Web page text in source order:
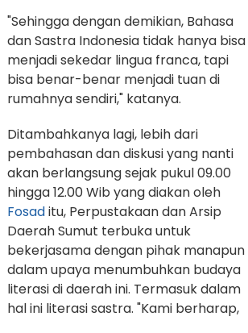
"Sehingga dengan demikian, Bahasa
dan Sastra Indonesia tidak hanya bisa
menjadi sekedar lingua franca, tapi
bisa benar-benar menjadi tuan di
rumahnya sendiri," katanya.
Ditambahkanya lagi, lebih dari
pembahasan dan diskusi yang nanti
akan berlangsung sejak pukul 09.00
hingga 12.00 Wib yang diakan oleh
Fosaditu, Perpustakaan dan Arsip
Daerah Sumut terbuka untuk
bekerjasama dengan pihak manapun
dalam upaya menumbuhkan budaya
literasi di daerah ini. Termasuk dalam
hal ini literasi sastra. "Kami berharap,